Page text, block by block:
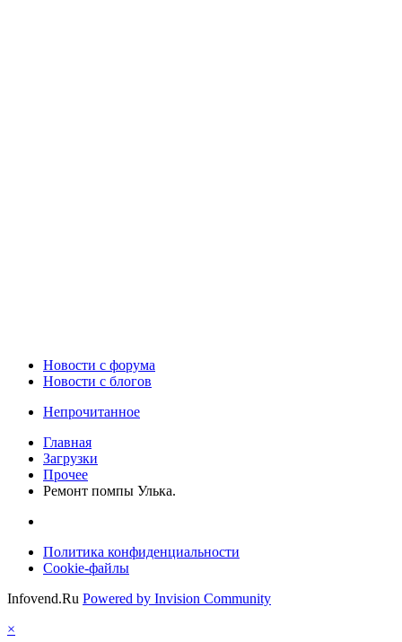
Новости c форума
Новости с блогов
Непрочитанное
Главная
Загрузки
Прочее
Ремонт помпы Улька.
Политика конфиденциальности
Cookie-файлы
Infovend.Ru Powered by Invision Community
×